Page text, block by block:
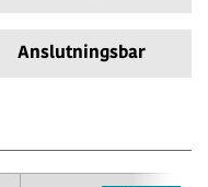
Anslutningsbar